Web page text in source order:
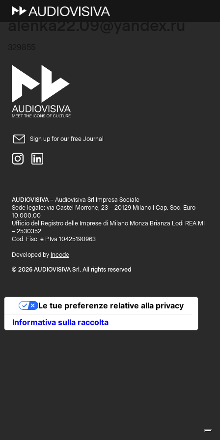
17 Novembre 2025
Sign up for our free Journal
AUDIOVISIVA – Audiovisiva Srl Impresa Sociale
Sede legale: via Castel Morrone, 23 – 20129 Milano | Cap. Soc. Euro
10.000,00
Ufficio del Registro delle Imprese di Milano Monza Brianza Lodi REA MI
– 2530352
Cod. Fisc. e P.Iva 10425190963
Developed by Incode
© 2026 AUDIOVISIVA Srl. All rights reserved
Informativa sulla raccolta
Le tue preferenze relative alla privacy